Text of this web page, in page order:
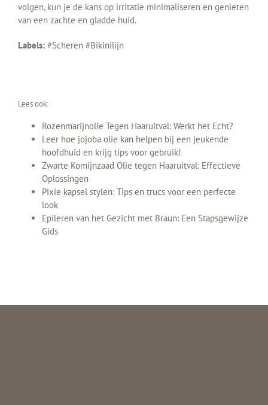
volgen, kun je de kans op irritatie minimaliseren en genieten
van een zachte en gladde huid.
Labels: #Scheren #Bikinilijn
Lees ook:
Rozenmarijnolie Tegen Haaruitval: Werkt het Echt?
Leer hoe jojoba olie kan helpen bij een jeukende
hoofdhuid en krijg tips voor gebruik!
Zwarte Komijnzaad Olie tegen Haaruitval: Effectieve
Oplossingen
Pixie kapsel stylen: Tips en trucs voor een perfecte
look
Epileren van het Gezicht met Braun: Een Stapsgewijze
Gids